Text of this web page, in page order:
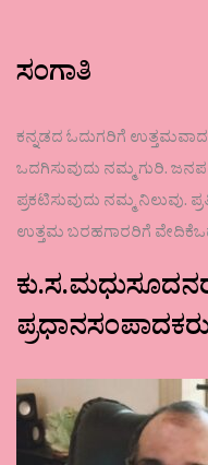
ಸಂಗಾತಿ
ಕನ್ನಡದ ಓದುಗರಿಗೆ ಉತ್ತಮವಾದ
ಒದಗಿಸುವುದು ನಮ್ಮ ಗುರಿ.
ಪ್ರಕಟಿಸುವುದು ನಮ್ಮ
ಉತ್ತಮ ಬರಹಗಾರರಿಗೆ
ಪ್ರಧಾನಸಂಪಾದಕರು